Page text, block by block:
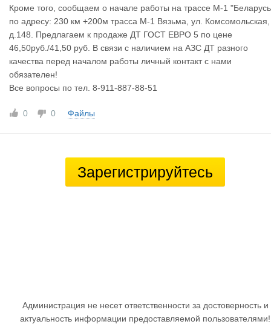
Кроме того, сообщаем о начале работы на трассе М-1
по адресу: 230 км +200м трасса М-1 Вязьма, ул. Комсомольская,
д.148. Предлагаем к продаже ДТ ГОСТ ЕВРО 5 по цене
46,50руб./41,50 руб. В связи с наличием на АЗС ДТ разного
качества перед началом работы личный контакт с нами
обязателен!
Все вопросы по тел. 8-911-887-88-51
0 0 Файлы
Зарегистрируйтесь
Администрация не несет ответственности за достоверность и
актуальность информации предоставляемой пользователями!